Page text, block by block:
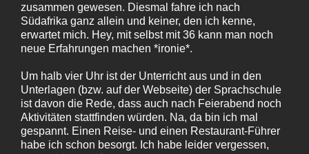
zusammen gewesen. Diesmal fahre ich nach
Südafrika ganz allein und keiner, den ich kenne,
erwartet mich. Hey, mit selbst mit 36 kann man noch
neue Erfahrungen machen *ironie*.
Um halb vier Uhr ist der Unterricht aus und in den
Unterlagen (bzw. auf der Webseite) der Sprachschule
ist davon die Rede, dass auch nach Feierabend noch
Aktivitäten stattfinden würden. Na, da bin ich mal
gespannt. Einen Reise- und einen Restaurant-Führer
habe ich schon besorgt. Ich habe leider vergessen,